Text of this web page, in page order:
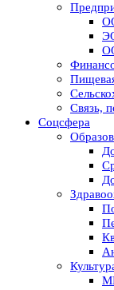
Связь,
Соцсфера